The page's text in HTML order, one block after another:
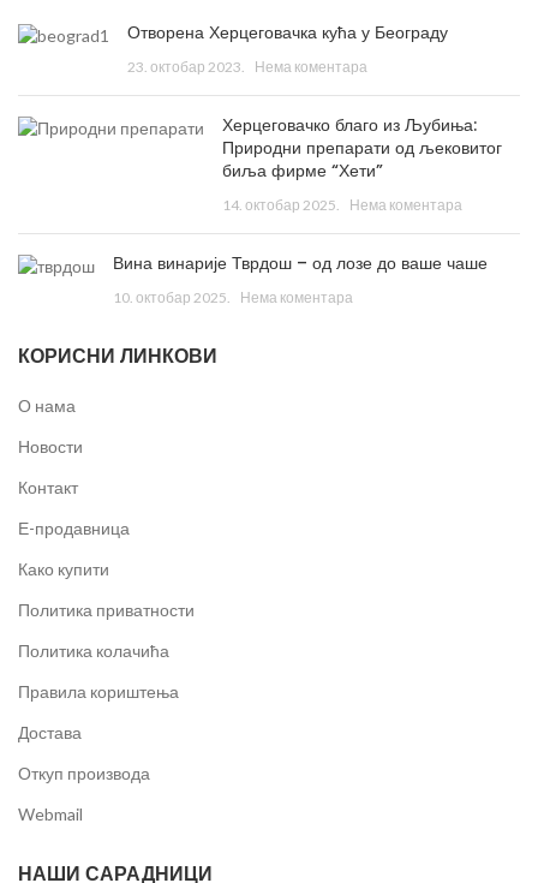
Отворена Херцеговачка кућа у Београду
23. октобар 2023. Нема коментара
Херцеговачко благо из Љубиња:
Природни препарати од љековитог
биља фирме “Хети”
14. октобар 2025. Нема коментара
Вина винарије Тврдош – од лозе до ваше чаше
10. октобар 2025. Нема коментара
КОРИСНИ ЛИНКОВИ
О нама
Новости
Контакт
Е-продавница
Како купити
Политика приватности
Политика колачића
Правила кориштења
Достава
Откуп производа
Webmail
НАШИ САРАДНИЦИ